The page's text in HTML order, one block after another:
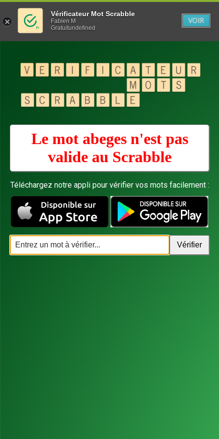
Le mot abeges n'est pas
valide au Scrabble
Téléchargez notre appli pour vérifier vos mots facilement :
Vérificateur Mot Scrabble
Fabien M
Gratuitundefined
VOIR